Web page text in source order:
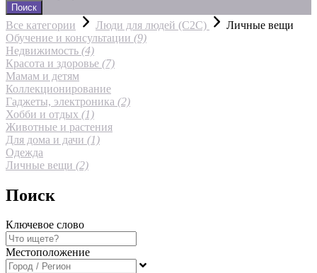
Поиск
Все категории Люди для людей (С2С)
Личные вещи
Обучение и консультации (9)
Недвижимость (4)
Красота и здоровье (7)
Мамам и детям
Коллекционирование
Гаджеты, электроника (2)
Хобби и отдых (1)
Животные и растения
Для дома и дачи (1)
Одежда
Личные вещи (2)
Поиск
Ключевое слово
Местоположение